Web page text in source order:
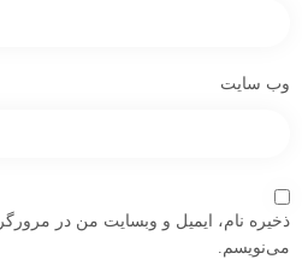
وب‌ سایت
ذخیره نام، ایمیل و وبسایت من در
می‌نویسم.